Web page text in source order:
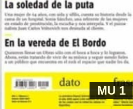
MU 1